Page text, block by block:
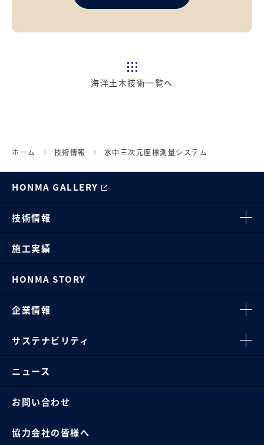
海洋土木技術一覧へ
ホーム 技術情報 水中三次元座標測量システム
HONMA GALLERY
技術情報
施工実績
HONMA STORY
企業情報
サステナビリティ
ニュース
お問い合わせ
協力会社の皆様へ